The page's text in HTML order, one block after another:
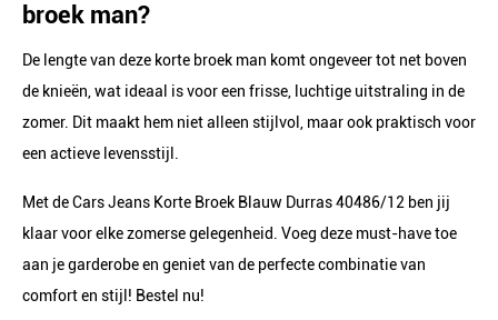
broek man?
De lengte van deze korte broek man komt ongeveer tot net boven
de knieën, wat ideaal is voor een frisse, luchtige uitstraling in de
zomer. Dit maakt hem niet alleen stijlvol, maar ook praktisch voor
een actieve levensstijl.
Met de Cars Jeans Korte Broek Blauw Durras 40486/12 ben jij
klaar voor elke zomerse gelegenheid. Voeg deze must-have toe
aan je garderobe en geniet van de perfecte combinatie van
comfort en stijl! Bestel nu!